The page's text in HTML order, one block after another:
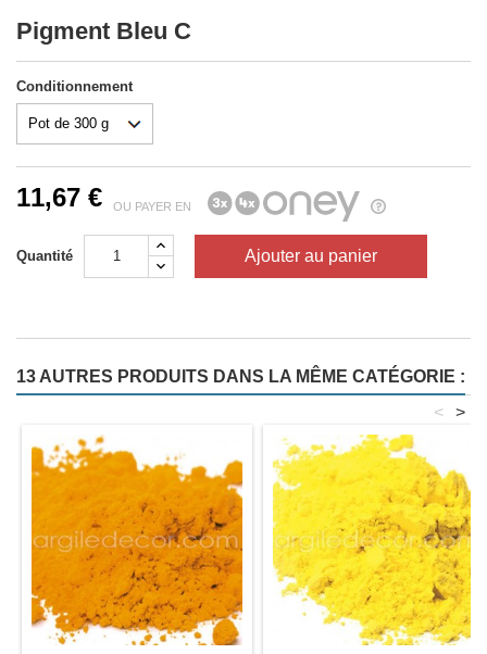
Pigment Bleu C
Conditionnement
11,67 € OU PAYER EN
Quantité Ajouter au panier
13 AUTRES PRODUITS DANS LA MÊME CATÉGORIE :
>
<